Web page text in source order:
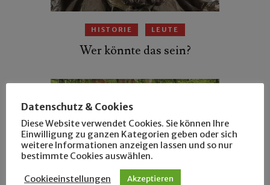
HISTORIE LEUTE
Wer könnte das sein?
Datenschutz & Cookies
Diese Website verwendet Cookies. Sie können Ihre
Einwilligung zu ganzen Kategorien geben oder sich
weitere Informationen anzeigen lassen und so nur
bestimmte Cookies auswählen.
Cookieeinstellungen Akzeptieren